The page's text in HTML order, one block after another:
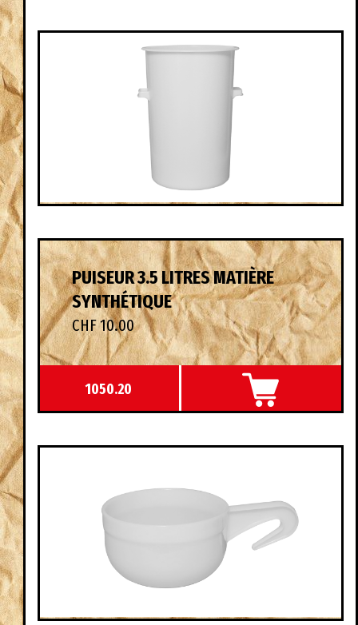
PUISEUR 3.5 LITRES MATIÈRE
SYNTHÉTIQUE
CHF 10.00
1050.20